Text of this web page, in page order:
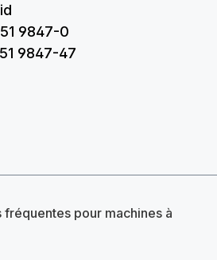
9847-0
9847-47
pour machines à